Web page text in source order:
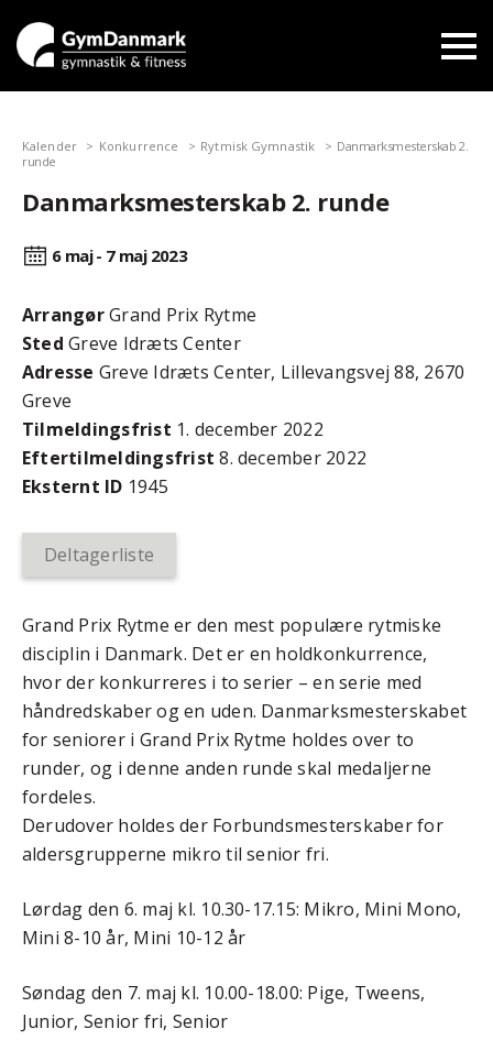
Kalender Konkurrence Rytmisk Gymnastik
Danmarksmesterskab 2.
runde
Danmarksmesterskab 2. runde
6 maj - 7 maj 2023
ArrangørGrand Prix Rytme
Sted Greve Idræts Center
Adresse Greve Idræts Center, Lillevangsvej 88, 2670
Greve
Tilmeldingsfrist 1. december 2022
Efter­tilmeldings­frist 8. december 2022
Eksternt ID 1945
Deltagerliste
Grand Prix Rytme er den mest populære rytmiske
disciplin i Danmark. Det er en holdkonkurrence,
hvor der konkurreres i to serier – en serie med
håndredskaber og en uden. Danmarksmesterskabet
for seniorer i Grand Prix Rytme holdes over to
runder, og i denne anden runde skal medaljerne
fordeles.
Derudover holdes der Forbundsmesterskaber for
aldersgrupperne mikro til senior fri.
Lørdag den 6. maj kl. 10.30-17.15: Mikro, Mini Mono,
Mini 8-10 år, Mini 10-12 år
Søndag den 7. maj kl. 10.00-18.00: Pige, Tweens,
Junior, Senior fri, Senior